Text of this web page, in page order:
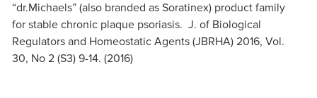
“dr.Michaels” (also branded as Soratinex) product family
for stable chronic plaque psoriasis. J. of Biological
Regulators and Homeostatic Agents (JBRHA) 2016, Vol.
30, No 2 (S3) 9-14. (2016)